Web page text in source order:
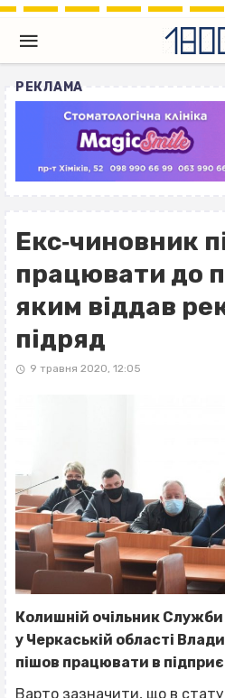
РЕКЛАМА
Екс‐чиновник
працювати до
яким віддав
підряд
9 травня 2020, 12:05
Колишній очільник Служби
у Черкаській області
пішов працювати в
Варто зазначити, що в